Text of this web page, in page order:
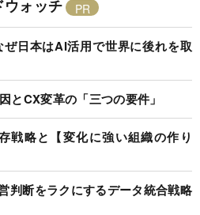
ウォッチ
ぜ日本はAI活用で世界に後れを取
とCX変革の「三つの要件」
戦略と【変化に強い組織の作り
判断をラクにするデータ統合戦略